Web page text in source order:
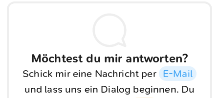
Möchtest du mir antworten?
Schick mir eine Nachricht per E-Mail
und lass uns ein Dialog beginnen. Du